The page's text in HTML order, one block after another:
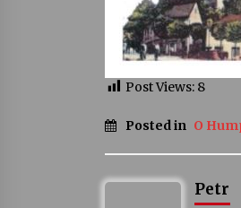
Post Views: 8
Posted in O
Petr